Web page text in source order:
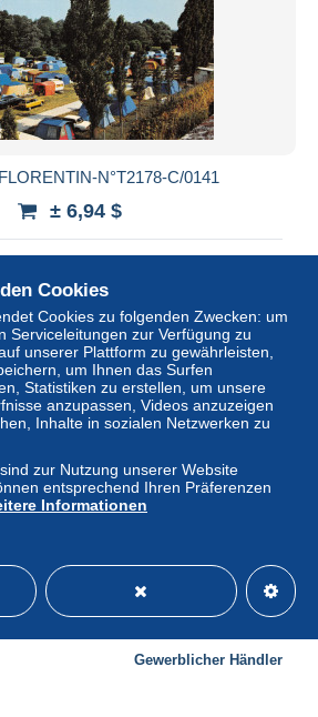
N°T2178-C/0141
± 6,94 $
FLORENTIN-N°3762-E/0215
± 5,78 $
Gewerblicher Händler
Cookies
Cookies zu folgenden Zwecken: um
Serviceleitungen zur Verfügung zu
unserer Plattform zu gewährleisten,
um Ihnen das Surfen
Statistiken zu erstellen, um unsere
anzupassen, Videos anzuzeigen
Inhalte in sozialen Netzwerken zu
zur Nutzung unserer Website
entsprechend Ihren Präferenzen
Informationen